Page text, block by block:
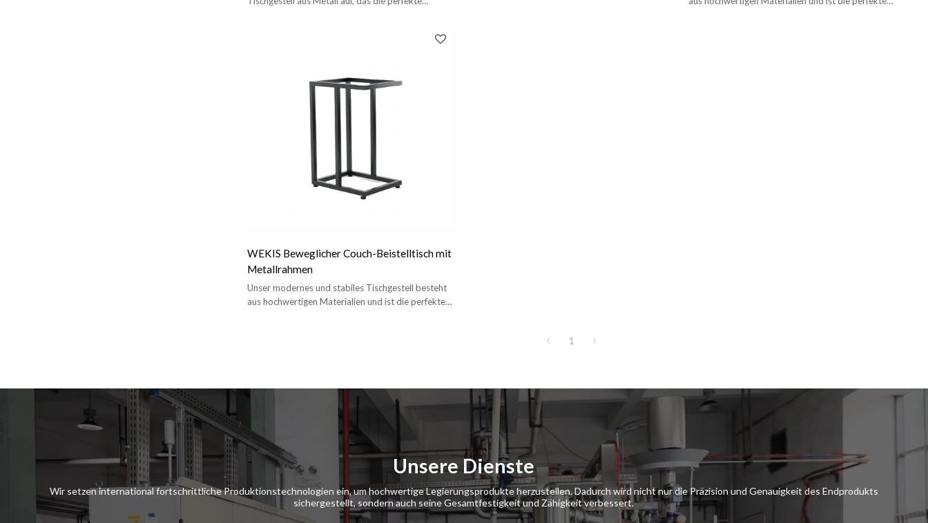
WEKIS Beweglicher Couch-Beistelltisch mit
Metallrahmen
Unser modernes und stabiles Tischgestell besteht
aus hochwertigen Materialien und ist die perfekte
1
Unsere Dienste
Wir setzen international fortschrittliche Produktionstechnologien ein, um hochwertige Legierungsprodukte herzustellen. Dadurch wird nicht nur die Präzision und Genauigkeit des Endprodukts
sichergestellt, sondern auch seine Gesamtfestigkeit und Zähigkeit verbessert.